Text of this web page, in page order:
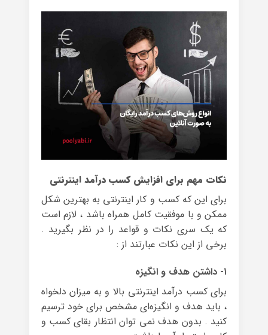
نکات مهم برای افزایش کسب درآمد اینترنتی
برای این که کسب و کار اینترنتی به بهترین شکل
ممکن و با موفقیت کامل همراه باشد ، لازم است
که یک سری نکات و قواعد را در نظر بگیرید .
برخی از این نکات عبارتند از :
۱- داشتن هدف و انگیزه
برای کسب درآمد اینترنتی بالا و به میزان دلخواه
، باید هدف و انگیزه‌ای مشخص برای خود ترسیم
کنید . بدون هدف نمی توان انتظار بقای کسب و